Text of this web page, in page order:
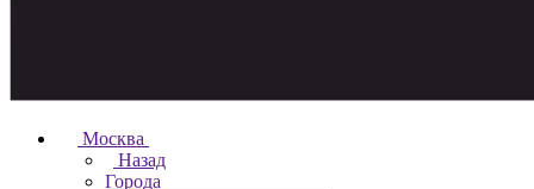
Москва
Назад
Города